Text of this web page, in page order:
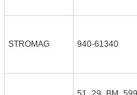
STROMAG 940-61340